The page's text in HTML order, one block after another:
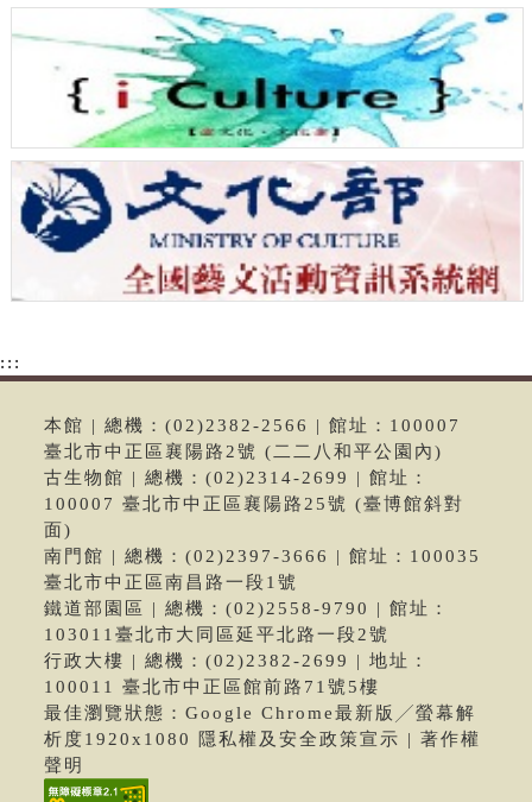
:::
本館 | 總機：(02)2382-2566 | 館址：100007
臺北市中正區襄陽路2號 (二二八和平公園內)
古生物館 | 總機：(02)2314-2699 | 館址：
100007 臺北市中正區襄陽路25號 (臺博館斜對
面)
南門館 | 總機：(02)2397-3666 | 館址：100035
臺北市中正區南昌路一段1號
鐵道部園區 | 總機：(02)2558-9790 | 館址：
103011臺北市大同區延平北路一段2號
行政大樓 | 總機：(02)2382-2699 | 地址：
100011 臺北市中正區館前路71號5樓
最佳瀏覽狀態：Google Chrome最新版╱螢幕解
析度1920x1080 隱私權及安全政策宣示 | 著作權
聲明